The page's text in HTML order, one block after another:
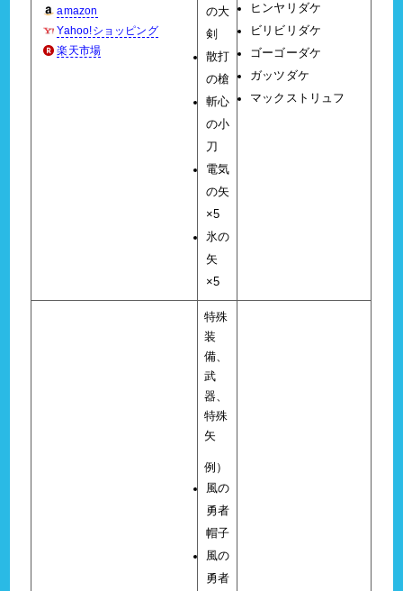
amazon
Yahoo!ショッピング
楽天市場
の大
剣
散打
の槍
斬心
の小
刀
電気
の矢
×5
氷の
矢
×5
ヒンヤリダケ
ビリビリダケ
ゴーゴーダケ
ガッツダケ
マックストリュフ
特殊
装
備、
武
器、
特殊
矢
例）
風の
勇者
帽子
風の
勇者